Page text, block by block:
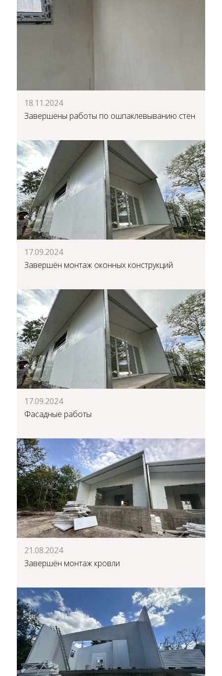
18.11.2024
Завершены работы по ошпаклевыванию стен
17.09.2024
Завершён монтаж оконных конструкций
17.09.2024
Фасадные работы
21.08.2024
Завершён монтаж кровли